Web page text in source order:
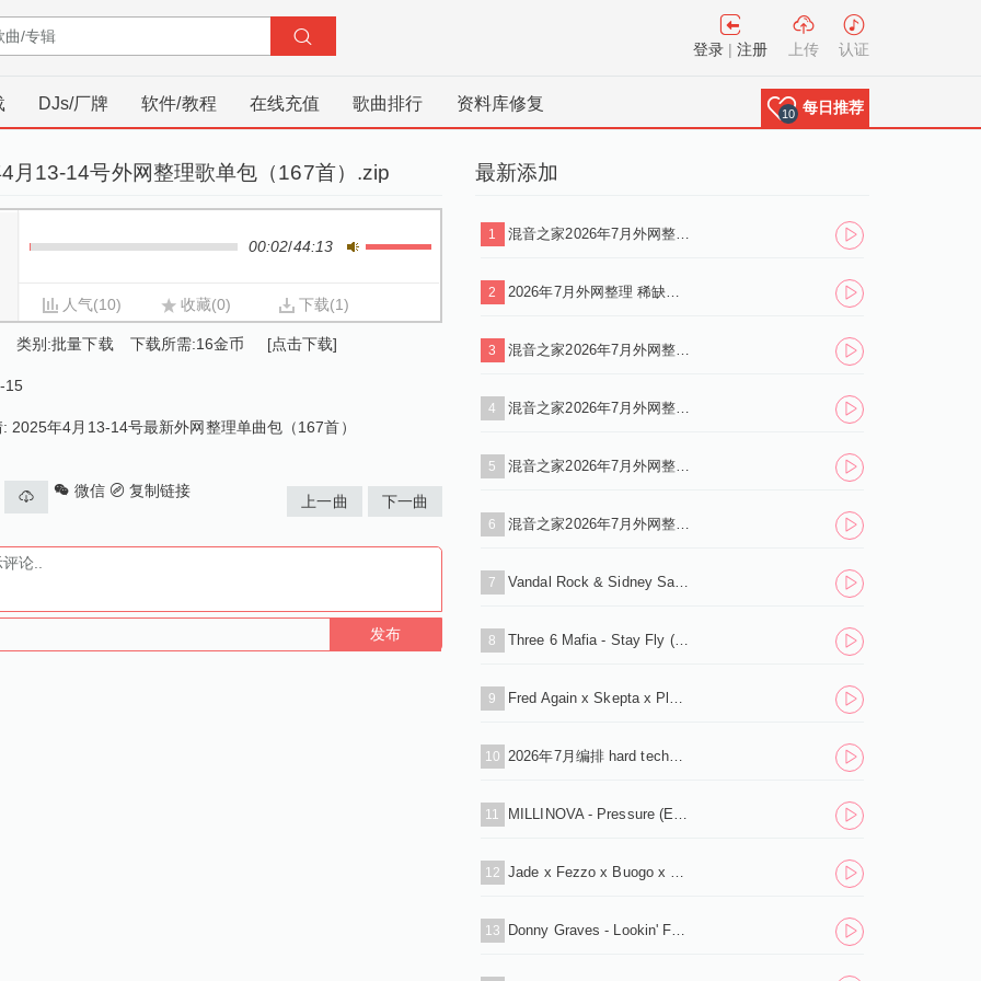
登录 |注册 上传 认证
DJs/厂牌 软件/教程 在线充值 歌曲排行 资料库修复
10 每日推荐
月13-14号外网整理歌单包（167首）.zip
00:02/44:13
人气(10) 收藏(0) 下载(1)
类别:批量下载 下载所需:16金币 [点击下载]
15
2025年4月13-14号最新外网整理单曲包（167首）
微信 复制链接
下一曲
上一曲
发布
最新添加
1 混音之家2026年7月外网整理 稀缺资源tech house系列 1700首 独家首发.zip
2 2026年7月外网整理 稀缺资源Funky House系列 300首 独家首发.zip
3 混音之家2026年7月外网整理 稀缺资源Trance系列 130首 独家首发.zip
4 混音之家2026年7月外网整理 稀缺资源techno系列 500首 独家首发.zip
5 混音之家2026年7月外网整理 稀缺资源Afro House系列 900首 独家首发.zip
6 混音之家2026年7月外网整理 稀缺资源反拍house系列 200首 独家首发.zip
7 Vandal Rock & Sidney Samson feat. Ludacris - How Low (ASIL Mashup).mp3
8 Three 6 Mafia - Stay Fly (Dave Summer Edit).mp3
9 Fred Again x Skepta x Plaqueboymax - Victory Lap (Lazy Bass Remix).mp3
10 2026年7月编排 hard techno主场 60分钟 标点思路（下载单曲+标点+试听串烧）
11 MILLINOVA - Pressure (Extended Mix) .mp3
12 Jade x Fezzo x Buogo x LoudNÐ¶s - Young Folks (Extended Mix) .mp3
13 Donny Graves - Lookin' For It (Original Mix).mp3